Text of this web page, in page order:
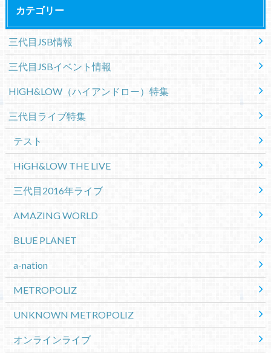
カテゴリー
三代目JSB情報
三代目JSBイベント情報
HiGH&LOW（ハイアンドロー）特集
三代目ライブ特集
テスト
HiGH&LOW THE LIVE
三代目2016年ライブ
AMAZING WORLD
BLUE PLANET
a-nation
METROPOLIZ
UNKNOWN METROPOLIZ
オンラインライブ